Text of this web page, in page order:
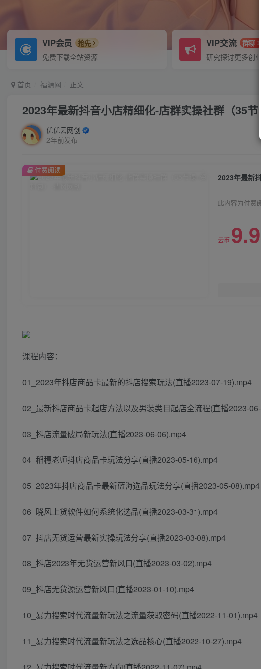
VIP会员 抢先
免费下载全站资源
VIP交流 群聊
研究探讨更多创
首页 福源网 正文
2023年最新抖音小店精细化-店群实操社群（35节
优优云网创
2年前发布
2023年最新
此内容为付费
云币 9.9
付费阅读
课程内容：
01_2023年抖店商品卡最新的抖店搜索玩法(直播2023-07-19).mp4
02_最新抖店商品卡起店方法以及男装类目起店全流程(直播2023-
03_抖店流量破局新玩法(直播2023-06-06).mp4
04_稻穗老师抖店商品卡玩法分享(直播2023-05-16).mp4
05_2023年抖店商品卡最新蓝海选品玩法分享(直播2023-05-08).mp4
06_晓风上货软件如何系统化选品(直播2023-03-31).mp4
07_抖店无货运营最新实操玩法分享(直播2023-03-08).mp4
08_抖店2023年无货运营新风口(直播2023-03-02).mp4
09_抖店无货源运营新风口(直播2023-01-10).mp4
10_暴力搜索时代流量新玩法之流量获取密码(直播2022-11-01).mp4
11_暴力搜索时代流量新玩法之选品核心(直播2022-10-27).mp4